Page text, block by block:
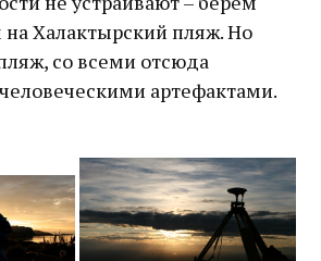
Халактырский пляж. Но
со всеми отсюда
артефактами.